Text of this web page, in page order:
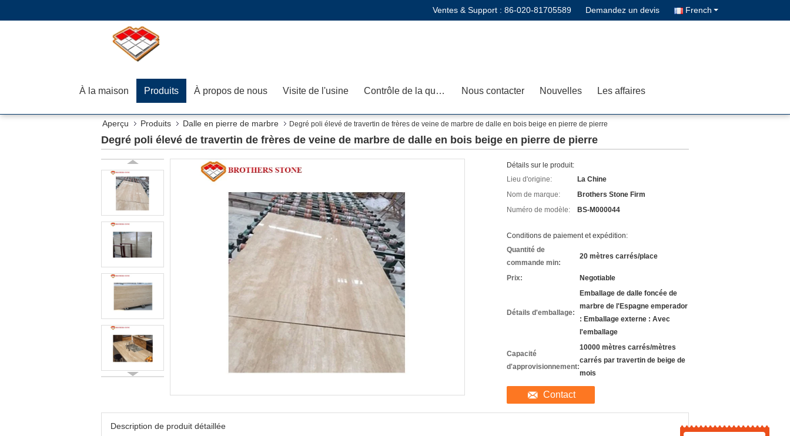
Ventes & Support : 86-020-81705589 Demandez un devis French
À la maison Produits À propos de nous Visite de l'usine Contrôle de la qualité Nous contacter Nouvelles Les affaires
Aperçu Produits Dalle en pierre de marbre Degré poli élevé de travertin de frères de veine de marbre de dalle en bois beige en pierre de pierre
Degré poli élevé de travertin de frères de veine de marbre de dalle en bois beige en pierre de pierre
Détails sur le produit:
Lieu d'origine:
La Chine
Nom de marque:
Brothers Stone Firm
Numéro de modèle:
BS-M000044
Conditions de paiement et expédition:
Quantité de
commande min:
20 mètres carrés/place
Prix: Negotiable
Détails d'emballage:
Emballage de dalle foncée de
marbre de l'Espagne emperador
: Emballage externe : Avec
l'emballage
Capacité
d'approvisionnement:
10000 mètres carrés/mètres
carrés par travertin de beige de
mois
Contact
Description de produit détaillée